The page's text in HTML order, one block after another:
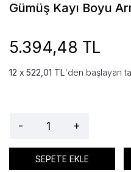
Gümüş Kayı Boyu
5.394,48 TL
522,01 TL'den başlayan
- +
SEPETE EKLE